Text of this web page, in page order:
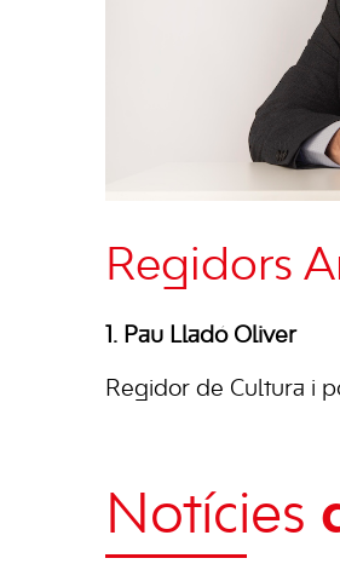
Regidors
1. Pau Lladó Oliver
Regidor de Cultura i
Notícies